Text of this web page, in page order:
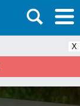
X